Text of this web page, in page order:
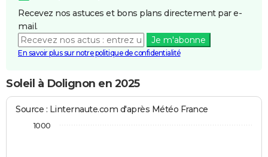
Recevez nos astuces et bons plans directement par e-
mail.
Je m'abonne
En savoir plus sur notre politique de confidentialité
Soleil à Dolignon en 2025
Source : Linternaute.com d'après Météo France
1000